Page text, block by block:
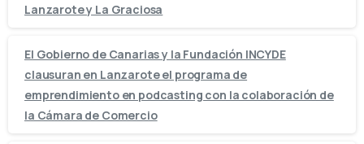
Lanzarote y La Graciosa
El Gobierno de Canarias y la Fundación INCYDE
clausuran en Lanzarote el programa de
emprendimiento en podcasting con la colaboración de
la Cámara de Comercio